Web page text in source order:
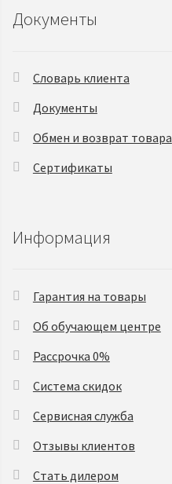
Документы
Словарь клиента
Документы
Обмен и возврат товара
Сертификаты
Информация
Гарантия на товары
Об обучающем центре
Рассрочка 0%
Система скидок
Сервисная служба
Отзывы клиентов
Стать дилером